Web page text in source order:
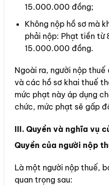
15.000.000 đồng;
Không nộp hồ sơ mà
phải nộp: Phạt tiền
15.000.000 đồng.
Ngoài ra, người nộp
và các hồ sơ khai thuế
mức phạt này áp dụng
chức, mức phạt sẽ gấp
III. Quyền và nghĩa vụ
Quyền của người nộp
Là một người nộp thuế,
quan trọng sau: